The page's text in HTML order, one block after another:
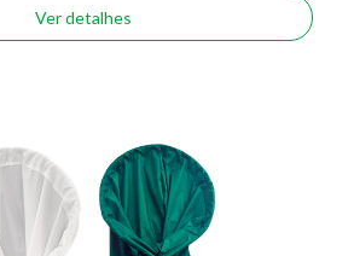
Ver detalhes